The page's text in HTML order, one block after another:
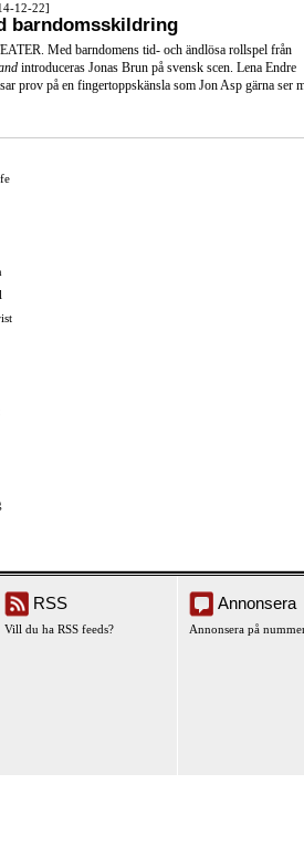
12-22]
barndomsskildring
Med barndomens tid- och ändlösa rollspel från
introduceras Jonas Brun på svensk scen. Lena Endre
prov på en fingertoppskänsla som Jon Asp gärna ser
RSS
Vill du ha RSS feeds?
Annonsera
Annonsera på